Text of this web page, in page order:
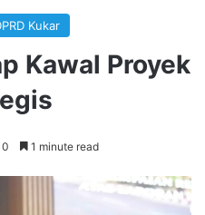
Kukar
Kawal Proyek
0 1 minute read